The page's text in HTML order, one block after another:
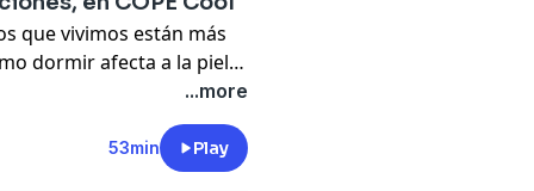
redes y las pasarelas.
que vivimos están más
dormir afecta a la piel y
influye en nuestras
analizan la importancia
que nos rodea. Todo,
...more
53min Play